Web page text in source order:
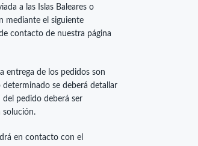
a las Islas Baleares o
mediante el siguiente
contacto de nuestra página
entrega de los pedidos son
se deberá detallar
pedido deberá ser
solución.
en contacto con el